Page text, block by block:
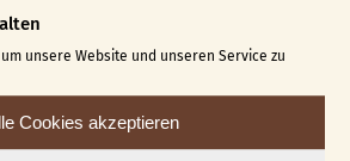
unsere Website und unseren Service zu
Cookies akzeptieren
Details